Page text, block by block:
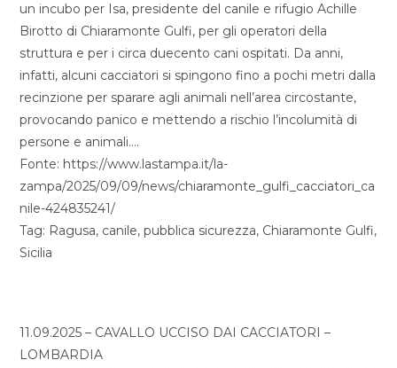
un incubo per Isa, presidente del canile e rifugio Achille
Birotto di Chiaramonte Gulfi, per gli operatori della
struttura e per i circa duecento cani ospitati. Da anni,
infatti, alcuni cacciatori si spingono fino a pochi metri dalla
recinzione per sparare agli animali nell’area circostante,
provocando panico e mettendo a rischio l’incolumità di
persone e animali….
Fonte: https://www.lastampa.it/la-
zampa/2025/09/09/news/chiaramonte_gulfi_cacciatori_ca
nile-424835241/
Tag: Ragusa, canile, pubblica sicurezza, Chiaramonte Gulfi,
Sicilia
11.09.2025 – CAVALLO UCCISO DAI CACCIATORI –
LOMBARDIA